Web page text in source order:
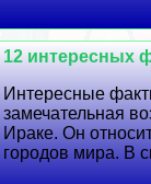
12 интересных
Интересные
замечательная
Иpaке. Он
городов мира. В